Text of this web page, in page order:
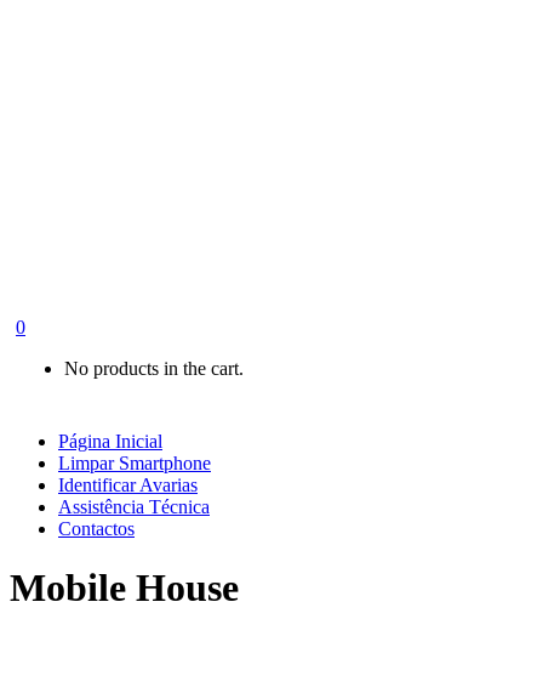
0
No products in the cart.
Página Inicial
Limpar Smartphone
Identificar Avarias
Assistência Técnica
Contactos
Mobile House